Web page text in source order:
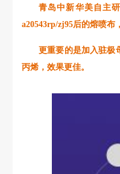
青岛中新华美自主
a20543rp/zj95后的熔喷
更重要的是加入驻极
丙烯，效果更佳。